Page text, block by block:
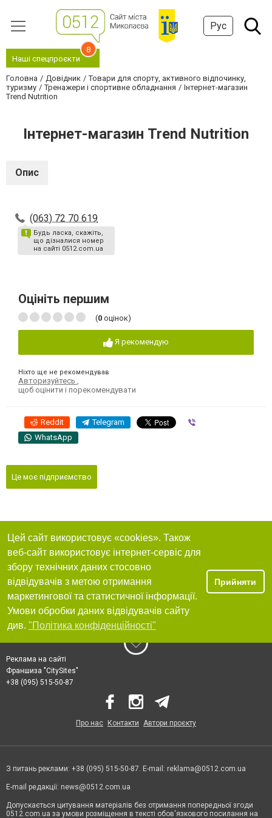
Рус
Наші спецпроєкти
8
Головна Довідник
Товари для спорту, активного відпочинку,
туризму
Тренажери і спортивне обладнання
Інтернет-магазин
Trend Nutrition
Інтернет-магазин Trend Nutrition
Опис
(063) 72 70 619
Будь ласка, скажіть,
що дізналися номер
на сайті 0512.com.ua
Оцініть першим
(0 оцінок)
Я рекомендую
Ніхто ще не рекомендував
Авторизуйтесь
щоб оцінити і порекомендувати
Reddit Telegram
WhatsApp
Це моє підприємство
Цей сайт використовує «cookies». Також
веб-сайт використовує інтернет-сервіс для
збору технічних даних стосовно
відвідувачів з метою отримання
маркетингової та статистичної інформації.
Умови обробки даних відвідувачів сайту
див. "Політика конфіденційності"
Прийняти
Реклама на сайті
Франшиза "CitySites"
+38 (095) 515-50-87
Про нас Контакти Автори проєкту
З питань реклами: +38 (095) 515-50-87. E-mail: reklama@0512.com.ua
E-mail редакції: news@0512.com.ua
Допускається цитування матеріалів без отримання попередньої згоди
0512.com.ua за умови розміщення в тексті обов'язкового посилання на